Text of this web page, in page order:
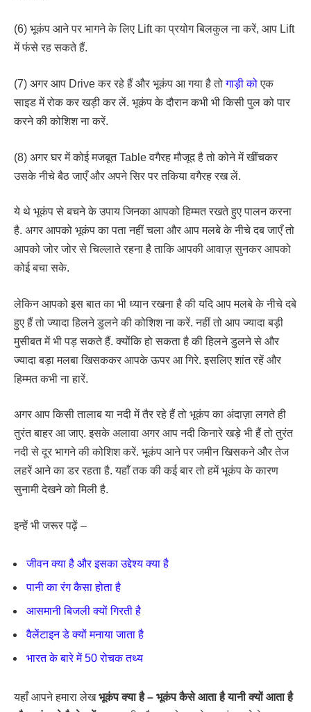
(6) भूकंप आने पर भागने के लिए Lift का प्रयोग बिलकुल ना करें, आप Lift
में फंसे रह सकते हैं.
(7) अगर आप Drive कर रहे हैं और भूकंप आ गया है तोगाड़ी कोएक
साइड में रोक कर खड़ी कर लें. भूकंप के दौरान कभी भी किसी पुल को पार
करने की कोशिश ना करें.
(8) अगर घर में कोई मजबूत Table वगैरह मौजूद है तो कोने में खींचकर
उसके नीचे बैठ जाएँ और अपने सिर पर तकिया वगैरह रख लें.
ये थे भूकंप से बचने के उपाय जिनका आपको हिम्मत रखते हुए पालन करना
है. अगर आपको भूकंप का पता नहीं चला और आप मलबे के नीचे दब जाएँ तो
आपको जोर जोर से चिल्लाते रहना है ताकि आपकी आवाज़ सुनकर आपको
कोई बचा सके.
लेकिन आपको इस बात का भी ध्यान रखना है की यदि आप मलबे के नीचे दबे
हुए हैं तो ज्यादा हिलने डुलने की कोशिश ना करें. नहीं तो आप ज्यादा बड़ी
मुसीबत में भी पड़ सकते हैं. क्योंकि हो सकता है की हिलने डुलने से और
ज्यादा बड़ा मलबा खिसककर आपके ऊपर आ गिरे. इसलिए शांत रहें और
हिम्मत कभी ना हारें.
अगर आप किसी तालाब या नदी में तैर रहे हैं तो भूकंप का अंदाज़ा लगते ही
तुरंत बाहर आ जाए. इसके अलावा अगर आप नदी किनारे खड़े भी हैं तो तुरंत
नदी से दूर भागने की कोशिश करें. भूकंप आने पर जमीन खिसकने और तेज
लहरें आने का डर रहता है. यहाँ तक की कई बार तो हमें भूकंप के कारण
सुनामी देखने को मिली है.
इन्हें भी जरूर पढ़ें –
जीवन क्या है और इसका उद्देश्य क्या है
पानी का रंग कैसा होता है
आसमानी बिजली क्यों गिरती है
वैलेंटाइन डे क्यों मनाया जाता है
भारत के बारे में 50 रोचक तथ्य
यहाँ आपने हमारा लेखभूकंप क्या है – भूकंप कैसे आता है यानी क्यों आता है